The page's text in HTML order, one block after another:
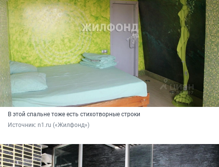
В этой спальне тоже есть стихотворные строки
Источник: n1.ru («Жилфонд»)